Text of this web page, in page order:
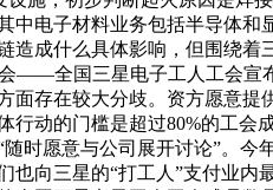
中电子材料业务包括半导体
造成什么具体影响，但围绕着
——全国三星电子工人工会宣
面存在较大分歧。资方愿意提
行动的门槛是超过80%的工
时愿意与公司展开讨论”。
也向三星的“打工人”支付业